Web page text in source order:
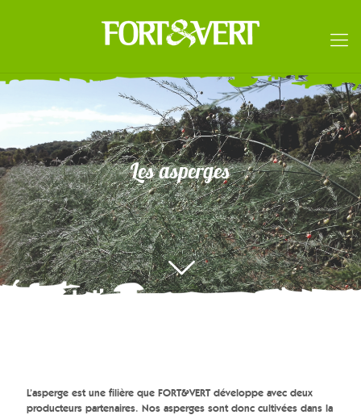
Les asperges
L’asperge est une filière que FORT&VERT développe avec deux
producteurs partenaires. Nos asperges sont donc cultivées dans la